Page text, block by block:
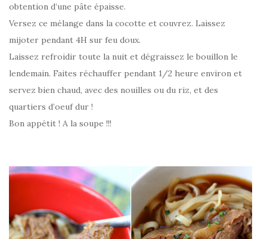
obtention d’une pâte épaisse.
Versez ce mélange dans la cocotte et couvrez. Laissez
mijoter pendant 4H sur feu doux.
Laissez refroidir toute la nuit et dégraissez le bouillon le
lendemain. Faites réchauffer pendant 1/2 heure environ et
servez bien chaud, avec des nouilles ou du riz, et des
quartiers d’oeuf dur !
Bon appétit ! A la soupe !!!